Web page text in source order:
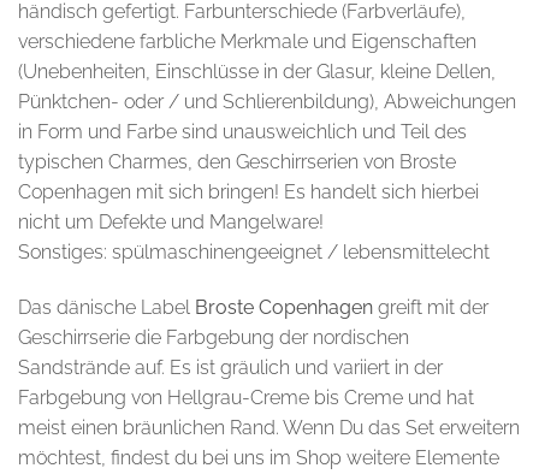
händisch gefertigt. Farbunterschiede (Farbverläufe),
verschiedene farbliche Merkmale und Eigenschaften
(Unebenheiten, Einschlüsse in der Glasur, kleine Dellen,
Pünktchen- oder / und Schlierenbildung), Abweichungen
in Form und Farbe sind unausweichlich und Teil des
typischen Charmes, den Geschirrserien von Broste
Copenhagen mit sich bringen! Es handelt sich hierbei
nicht um Defekte und Mangelware!
Sonstiges: spülmaschinengeeignet / lebensmittelecht
Das dänische Label Broste Copenhagen greift mit der
Geschirrserie die Farbgebung der nordischen
Sandstrände auf. Es ist gräulich und variiert in der
Farbgebung von Hellgrau-Creme bis Creme und hat
meist einen bräunlichen Rand. Wenn Du das Set erweitern
möchtest, findest du bei uns im Shop weitere Elemente